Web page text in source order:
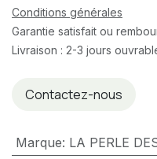
Conditions générales
Garantie satisfait ou
Livraison : 2-3 jours
Contactez-nous
Marque: LA PERLE